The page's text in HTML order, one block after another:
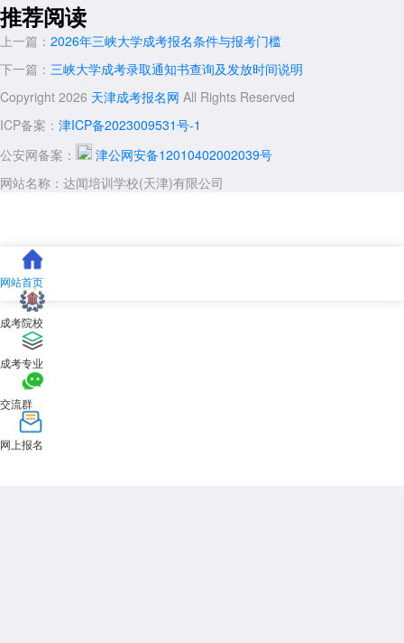
推荐阅读
上一篇： 2026年三峡大学成考报名条件与报考门槛
下一篇： 三峡大学成考录取通知书查询及发放时间说明
Copyright 2026 天津成考报名网 All Rights Reserved
ICP备案： 津ICP备2023009531号-1
公安网备案：
津公网安备12010402002039号
网站名称：达闻培训学校(天津)有限公司
网站首页
成考院校
成考专业
交流群
网上报名